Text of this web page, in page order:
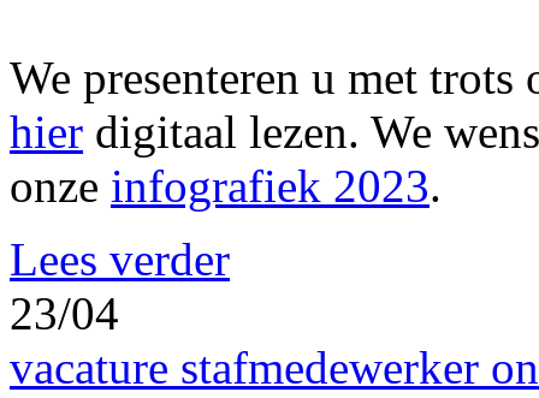
We presenteren u met trots
hier digitaal lezen. We
onze infografiek 2023.
Lees verder
23/04
vacature stafmedewerker